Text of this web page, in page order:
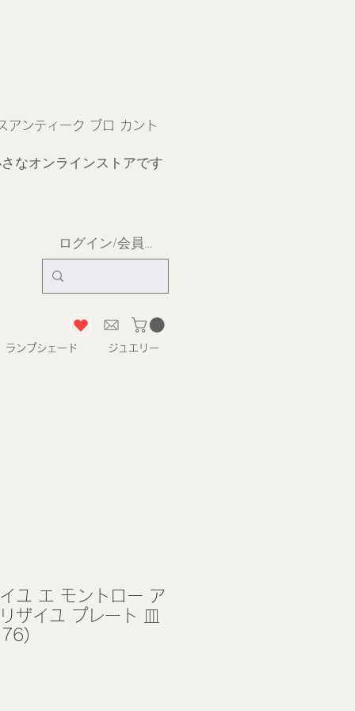
アンティーク ブロ カント
なオンラインストアです
ログイン/会員登録
ユ エ モントロー ア
ザイユ プレート 皿
ランプシェード ジュエリー